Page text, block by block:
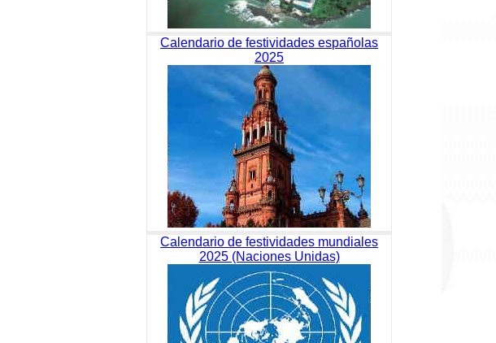
Calendario de festividades españolas
2025
Calendario de festividades mundiales
2025 (Naciones Unidas)